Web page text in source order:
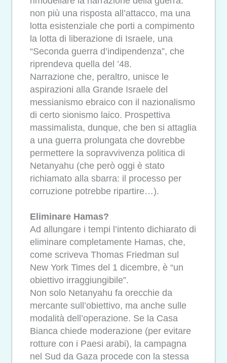
non più una risposta all’attacco, ma una
lotta esistenziale che porti a compimento
la lotta di liberazione di Israele, una
“Seconda guerra d’indipendenza”, che
riprendeva quella del ’48.
Narrazione che, peraltro, unisce le
aspirazioni alla Grande Israele del
messianismo ebraico con il nazionalismo
di certo sionismo laico. Prospettiva
massimalista, dunque, che ben si attaglia
a una guerra prolungata che dovrebbe
permettere la sopravvivenza politica di
Netanyahu (che però oggi è stato
richiamato alla sbarra: il processo per
corruzione potrebbe ripartire…).
Eliminare Hamas?
Ad allungare i tempi l’intento dichiarato di
eliminare completamente Hamas, che,
come scriveva Thomas Friedman sul
New York Times del 1 dicembre, è “un
obiettivo irraggiungibile”.
Non solo Netanyahu fa orecchie da
mercante sull’obiettivo, ma anche sulle
modalità dell’operazione. Se la Casa
Bianca chiede moderazione (per evitare
rotture con i Paesi arabi), la campagna
nel Sud da Gaza procede con la stessa